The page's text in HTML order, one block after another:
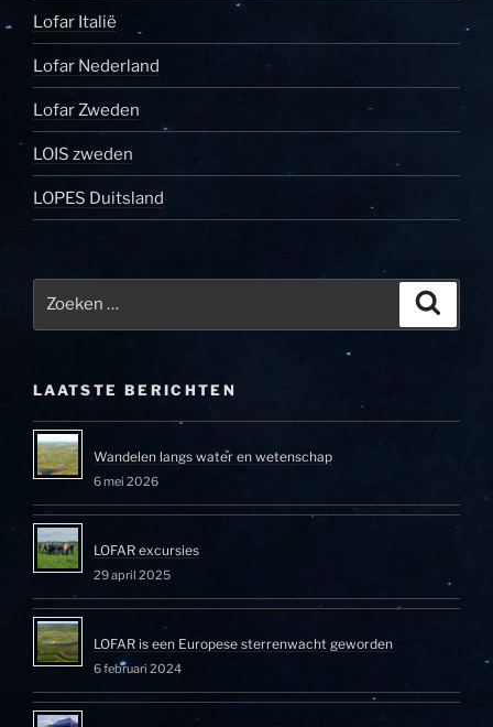
Lofar Italië
Lofar Nederland
Lofar Zweden
LOIS zweden
LOPES Duitsland
LAATSTE BERICHTEN
Wandelen langs water en wetenschap
6 mei 2026
LOFAR excursies
29 april 2025
LOFAR is een Europese sterrenwacht geworden
6 februari 2024